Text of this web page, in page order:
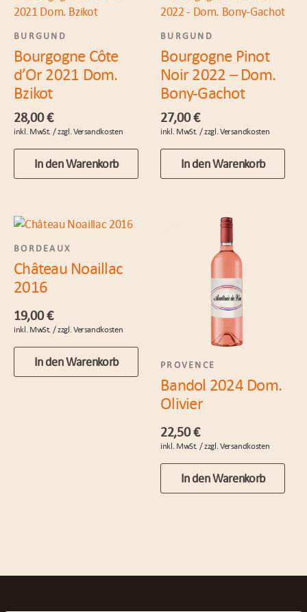
BURGUND
Bourgogne Côte
d’Or 2021 Dom.
Bzikot
28,00€
In den Warenkorb
BURGUND
Bourgogne Pinot
Noir 2022 – Dom.
Bony-Gachot
27,00€
In den Warenkorb
BORDEAUX
Château Noaillac
2016
19,00€
In den Warenkorb PROVENCE
Bandol 2024 Dom.
Olivier
22,50€
In den Warenkorb